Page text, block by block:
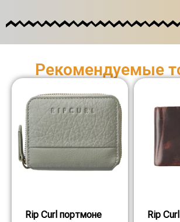
Рекомендуемые
Rip Curl портмоне
Rip